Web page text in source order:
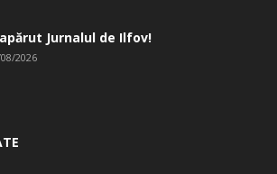
Jurnalul de Ilfov!
2026